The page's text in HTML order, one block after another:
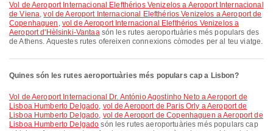
vol de Aeroport Internacional Elefthérios Venizelos a Aeroport Internacional
de Viena,vol de Aeroport Internacional Elefthérios Venizelos a Aeroport de
Copenhaguen , vol de Aeroport Internacional Elefthérios Venizelos a
Aeroport d'Hèlsinki-Vantaasón les rutes aeroportuàries més populars des
de Athens. Aquestes rutes ofereixen connexions còmodes per al teu viatge.
Quines són les rutes aeroportuàries més populars cap a Lisbon?
vol de Aeroport Internacional Dr. António Agostinho Neto a Aeroport de
Lisboa Humberto Delgado, vol de Aeroport de Paris Orly a Aeroport de
Lisboa Humberto Delgado, vol de Aeroport de Copenhaguen a Aeroport de
Lisboa Humberto Delgado són les rutes aeroportuàries més populars cap